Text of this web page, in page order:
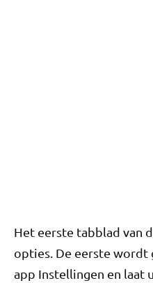
Het eerste tabblad van
opties. De eerste wordt
app Instellingen en laat